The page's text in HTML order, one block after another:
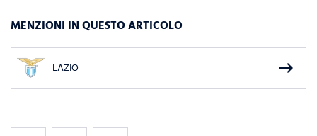
MENZIONI IN QUESTO ARTICOLO
LAZIO east